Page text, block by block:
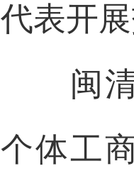
代表开
闽清
个体工